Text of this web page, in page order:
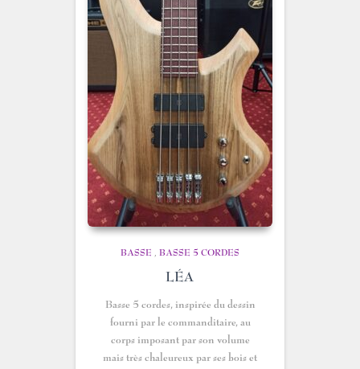
BASSE , BASSE 5 CORDES
LÉA
Basse 5 cordes, inspirée du dessin
fourni par le commanditaire, au
corps imposant par son volume
mais très chaleureux par ses bois et